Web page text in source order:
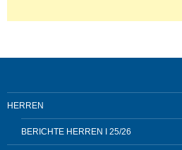
HERREN
BERICHTE HERREN I 25/26